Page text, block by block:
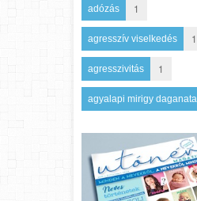
adózás 1
agresszív viselkedés 1
agresszivitás 1
agyalapi mirigy daganata